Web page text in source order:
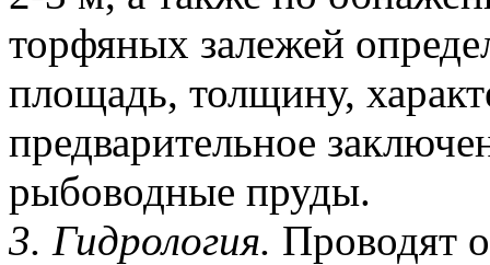
торфяных залежей
площадь, толщину,
предварительное
рыбоводные пруды.
3. Гидрология. Проводят